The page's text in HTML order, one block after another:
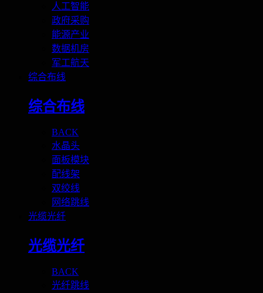
人工智能
政府采购
能源产业
数据机房
军工航天
综合布线
综合布线
BACK
水晶头
面板模块
配线架
双绞线
网络跳线
光缆光纤
光缆光纤
BACK
光纤跳线